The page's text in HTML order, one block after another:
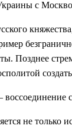
с
Позднее
не